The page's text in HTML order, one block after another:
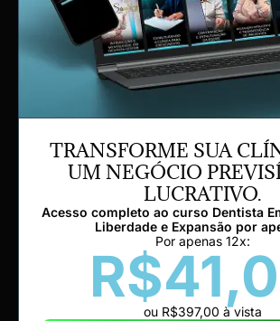
TRANSFORME SUA
UM NEGÓCIO
LUCRATIVO.
Acesso completo ao curso Dentista
Liberdade e Expansão por
Por apenas 12x:
ou R$397,00 à vista